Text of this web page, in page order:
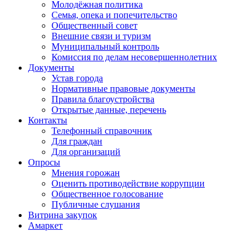
Молодёжная политика
Семья, опека и попечительство
Общественный совет
Внешние связи и туризм
Муниципальный контроль
Комиссия по делам несовершеннолетних
Документы
Устав города
Нормативные правовые документы
Правила благоустройства
Открытые данные, перечень
Контакты
Телефонный справочник
Для граждан
Для организаций
Опросы
Мнения горожан
Оценить противодействие коррупции
Общественное голосование
Публичные слушания
Витрина закупок
Амаркет